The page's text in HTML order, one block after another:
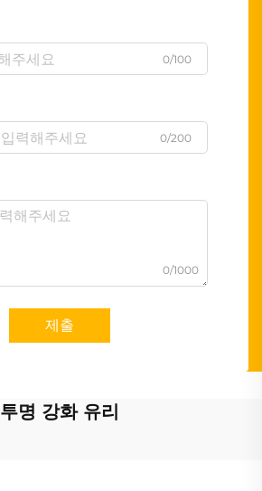
0/100
0/200
0/1000
제출
투명 강화 유리